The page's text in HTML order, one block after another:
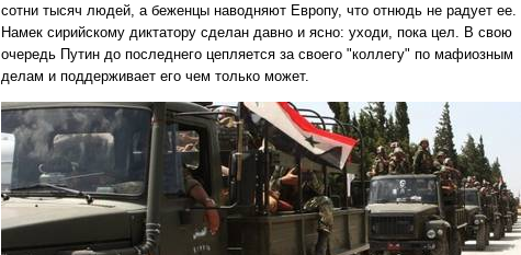
сотни тысяч людей, а беженцы наводняют Европу, что отнюдь не радует ее.
Намек сирийскому диктатору сделан давно и ясно: уходи, пока цел. В свою
очередь Путин до последнего цепляется за своего "коллегу" по мафиозным
делам и поддерживает его чем только может.